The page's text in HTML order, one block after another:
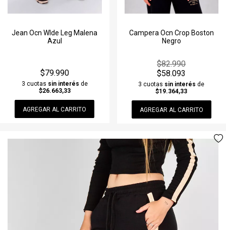
Jean Ocn WIde Leg Malena
Azul
$79.990
3 cuotas sin interés de
$26.663,33
AGREGAR AL CARRITO
Campera Ocn Crop Boston
Negro
$82.990
$58.093
3 cuotas sin interés de
$19.364,33
AGREGAR AL CARRITO